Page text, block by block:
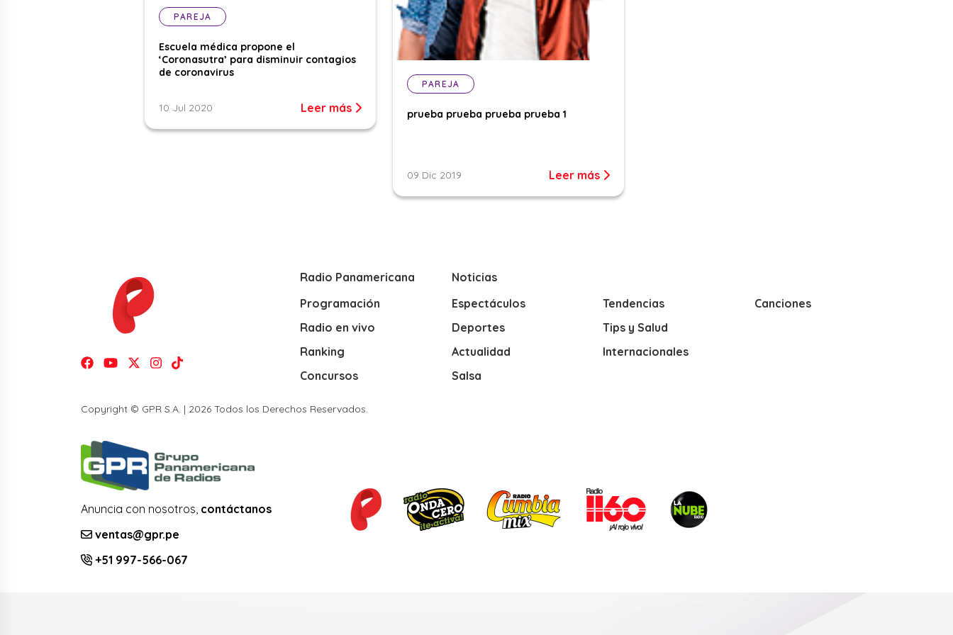
PAREJA
Escuela médica propone el
‘Coronasutra’ para disminuir contagios
de coronavirus
10 Jul 2020 Leer más
PAREJA
prueba prueba prueba prueba 1
09 Dic 2019 Leer más
Radio Panamericana
Programación
Radio en vivo
Ranking
Concursos
Noticias
Espectáculos
Deportes
Actualidad
Salsa
Tendencias
Tips y Salud
Internacionales
Canciones
Copyright © GPR S.A. | 2026 Todos los Derechos Reservados.
Anuncia con nosotros, contáctanos
ventas@gpr.pe
+51 997-566-067